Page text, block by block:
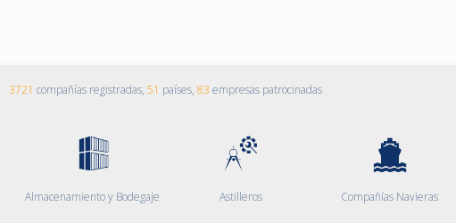
3721 compañías registradas, 51 países, 83 empresas patrocinadas
Almacenamiento y Bodegaje Astilleros Compañías Navieras